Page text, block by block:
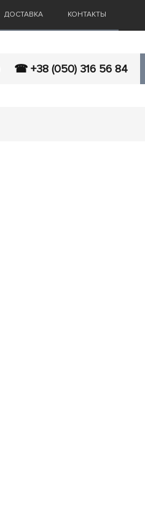
ДОСТАВКА КОНТАКТЫ
☎ +38 (050) 316 56 84